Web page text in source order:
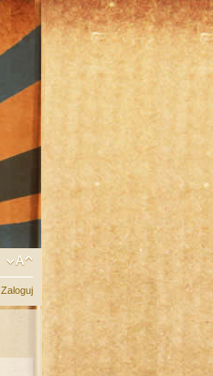
Zaloguj